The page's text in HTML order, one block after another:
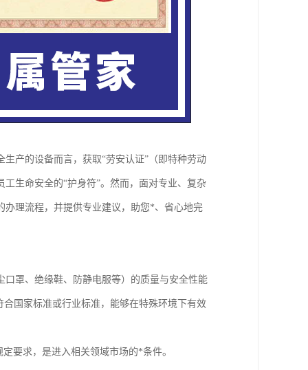
产的设备而言，获取“劳安认证”（即特种劳动
生命安全的“护身符”。然而，面对专业、复杂
理流程，并提供专业建议，助您*、省心地完
罩、绝缘鞋、防静电服等）的质量与安全性能
国家标准或行业标准，能够在特殊环境下有效
要求，是进入相关领域市场的*条件。